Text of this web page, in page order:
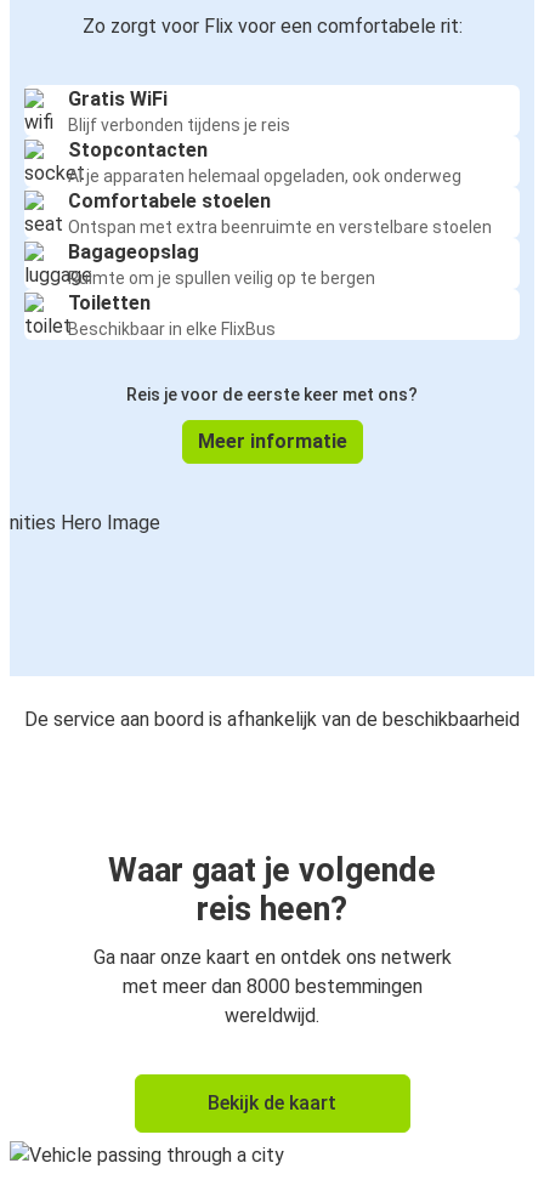
Zo zorgt voor Flix voor een comfortabele rit:
Gratis WiFi
Blijf verbonden tijdens je reis
Stopcontacten
Al je apparaten helemaal opgeladen, ook onderweg
Comfortabele stoelen
Ontspan met extra beenruimte en verstelbare stoelen
Bagageopslag
Ruimte om je spullen veilig op te bergen
Toiletten
Beschikbaar in elke FlixBus
Reis je voor de eerste keer met ons?
Meer informatie
De service aan boord is afhankelijk van de beschikbaarheid
Waar gaat je volgende
reis heen?
Ga naar onze kaart en ontdek ons netwerk
met meer dan 8000 bestemmingen
wereldwijd.
Bekijk de kaart